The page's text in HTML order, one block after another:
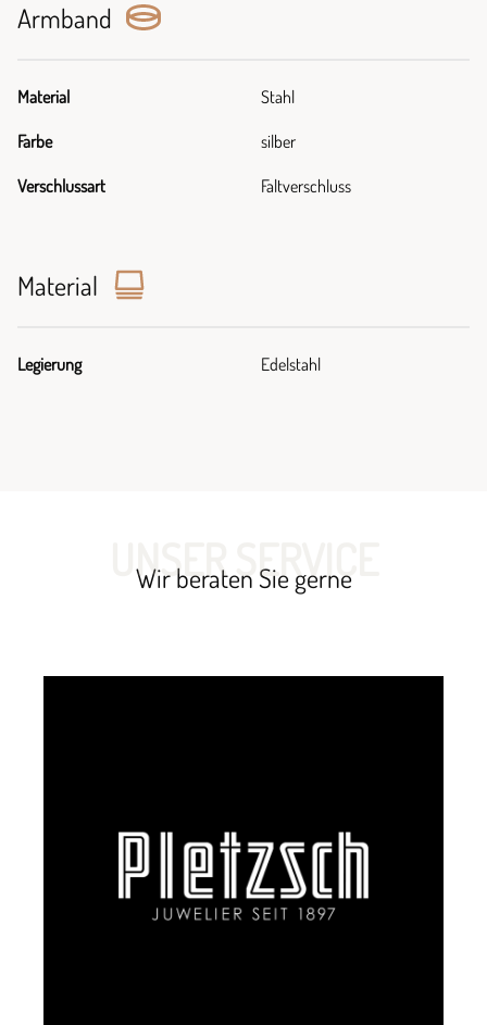
Armband
Material Stahl
Farbe silber
Verschlussart Faltverschluss
Material
Legierung Edelstahl
UNSER SERVICE
Wir beraten Sie gerne